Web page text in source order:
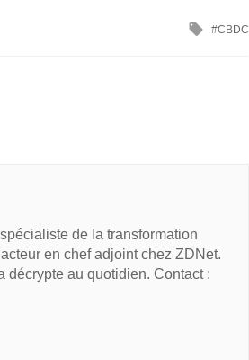
CBDC
de la transformation
en chef adjoint chez ZDNet.
décrypte au quotidien. Contact :